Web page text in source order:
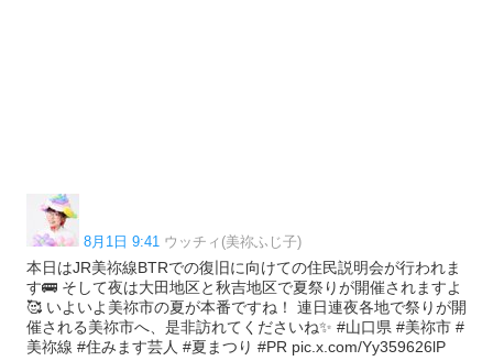
8月1日 9:41 ウッチィ(美祢ふじ子)
本日はJR美祢線BTRでの復旧に向けての住民説明会が行われま
す🚌 そして夜は大田地区と秋吉地区で夏祭りが開催されますよ
🥰 いよいよ美祢市の夏が本番ですね！ 連日連夜各地で祭りが開
催される美祢市へ、是非訪れてくださいね✨ #山口県 #美祢市 #
美祢線 #住みます芸人 #夏まつり #PR pic.x.com/Yy359626lP